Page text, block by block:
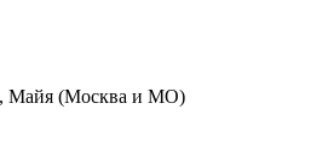
, Майя (Москва и МО)